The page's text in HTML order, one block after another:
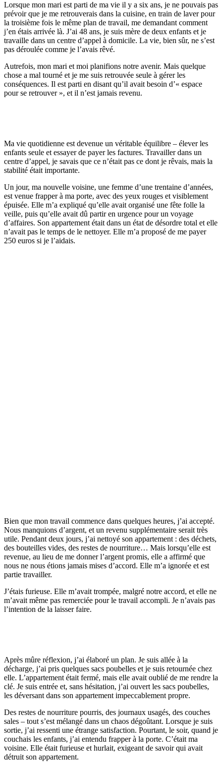
Lorsque mon mari est parti de ma vie il y a six ans, je ne pouvais pas
prévoir que je me retrouverais dans la cuisine, en train de laver pour
la troisième fois le même plan de travail, me demandant comment
j’en étais arrivée là. J’ai 48 ans, je suis mère de deux enfants et je
travaille dans un centre d’appel à domicile. La vie, bien sûr, ne s’est
pas déroulée comme je l’avais rêvé.
Autrefois, mon mari et moi planifions notre avenir. Mais quelque
chose a mal tourné et je me suis retrouvée seule à gérer les
conséquences. Il est parti en disant qu’il avait besoin d’« espace
pour se retrouver », et il n’est jamais revenu.
Ma vie quotidienne est devenue un véritable équilibre – élever les
enfants seule et essayer de payer les factures. Travailler dans un
centre d’appel, je savais que ce n’était pas ce dont je rêvais, mais la
stabilité était importante.
Un jour, ma nouvelle voisine, une femme d’une trentaine d’années,
est venue frapper à ma porte, avec des yeux rouges et visiblement
épuisée. Elle m’a expliqué qu’elle avait organisé une fête folle la
veille, puis qu’elle avait dû partir en urgence pour un voyage
d’affaires. Son appartement était dans un état de désordre total et elle
n’avait pas le temps de le nettoyer. Elle m’a proposé de me payer
250 euros si je l’aidais.
Bien que mon travail commence dans quelques heures, j’ai accepté.
Nous manquions d’argent, et un revenu supplémentaire serait très
utile. Pendant deux jours, j’ai nettoyé son appartement : des déchets,
des bouteilles vides, des restes de nourriture… Mais lorsqu’elle est
revenue, au lieu de me donner l’argent promis, elle a affirmé que
nous ne nous étions jamais mises d’accord. Elle m’a ignorée et est
partie travailler.
J’étais furieuse. Elle m’avait trompée, malgré notre accord, et elle ne
m’avait même pas remerciée pour le travail accompli. Je n’avais pas
l’intention de la laisser faire.
Après mûre réflexion, j’ai élaboré un plan. Je suis allée à la
décharge, j’ai pris quelques sacs poubelles et je suis retournée chez
elle. L’appartement était fermé, mais elle avait oublié de me rendre la
clé. Je suis entrée et, sans hésitation, j’ai ouvert les sacs poubelles,
les déversant dans son appartement impeccablement propre.
Des restes de nourriture pourris, des journaux usagés, des couches
sales – tout s’est mélangé dans un chaos dégoûtant. Lorsque je suis
sortie, j’ai ressenti une étrange satisfaction. Pourtant, le soir, quand je
couchais les enfants, j’ai entendu frapper à la porte. C’était ma
voisine. Elle était furieuse et hurlait, exigeant de savoir qui avait
détruit son appartement.